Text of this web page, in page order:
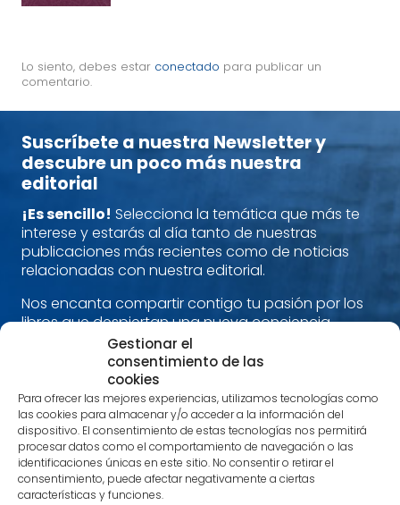
Gestionar el
consentimiento de las
cookies
Para ofrecer las mejores experiencias, utilizamos tecnologías como
las cookies para almacenar y/o acceder a la información del
dispositivo. El consentimiento de estas tecnologías nos permitirá
procesar datos como el comportamiento de navegación o las
identificaciones únicas en este sitio. No consentir o retirar el
consentimiento, puede afectar negativamente a ciertas
características y funciones.
Lo siento, debes estar conectado para publicar un
comentario.
Suscríbete a nuestra Newsletter y
descubre un poco más nuestra
editorial
¡Es sencillo! Selecciona la temática que más te
interese y estarás al día tanto de nuestras
publicaciones más recientes como de noticias
relacionadas con nuestra editorial.
Nos encanta compartir contigo tu pasión por los
libros que despiertan una nueva conciencia.
Alimenta cuerpo, mente y espíritu con nuestras
recomendaciones.
¡Estamos en contacto!
Nombre*
Correo electrónico*